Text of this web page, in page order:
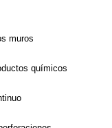
muros
químicos